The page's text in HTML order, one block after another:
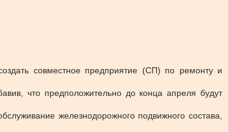
совместное предприятие (СП) по ремонту и
что предположительно до конца апреля будут
железнодорожного подвижного состава,